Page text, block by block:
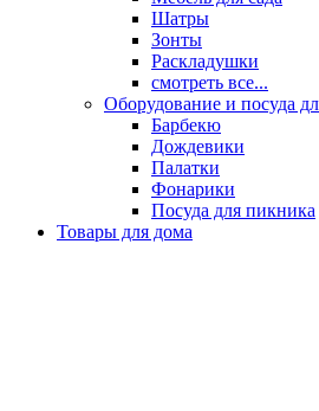
Шатры
Зонты
Раскладушки
смотреть все...
Оборудование и посуда
Барбекю
Дождевики
Палатки
Фонарики
Посуда для пикника
Товары для дома